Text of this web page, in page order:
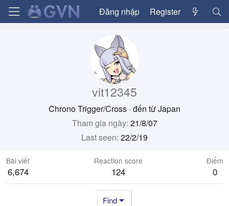
Đăng nhập Register
vit12345
Chrono Trigger/Cross · đến từJapan
Tham gia ngày 21/8/07
Last seen 22/2/19
Bài viết
6,674
Reaction score
124
Điểm
0
Find